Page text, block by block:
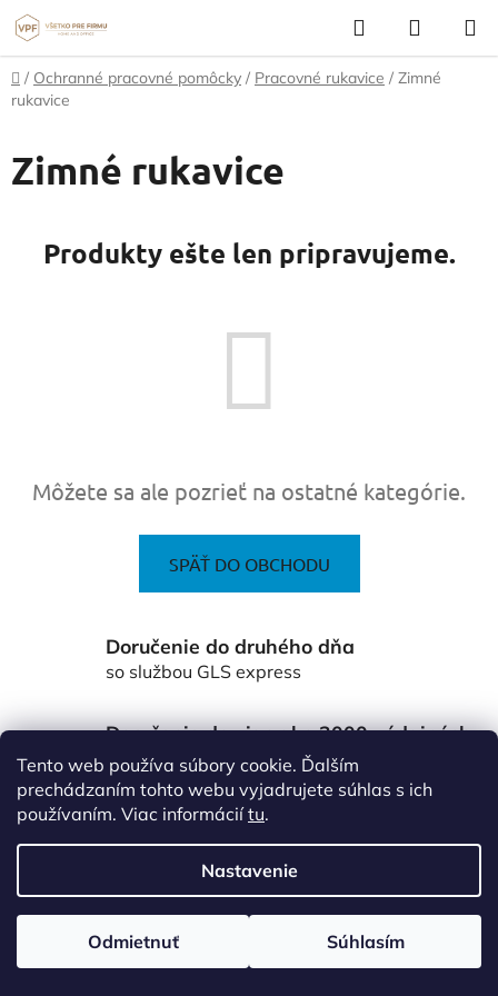
Tento web používa súbory cookie. Ďalším
prechádzaním tohto webu vyjadrujete súhlas s ich
používaním. Viac informáciítu.
Nastavenie
Odmietnuť Súhlasím
Prejsť
na
obsah
Hľadať
KOŠÍK
Domov
/ Ochranné pracovné pomôcky / Pracovné rukavice / Zimné
rukavice
Zimné rukavice
Produkty ešte len pripravujeme.
Môžete sa ale pozrieť na ostatné kategórie.
SPÄŤ DO OBCHODU
Doručenie do druhého dňa
so službou GLS express
Doručenie do viac ako 3000 výdajných
miest Packeta
po celom Slovensku
Vytvoril Shoptet
Copyright 2026www.vsetkoprefirmu.sk. Všetky práva
vyhradené.Upraviť nastavenie cookies